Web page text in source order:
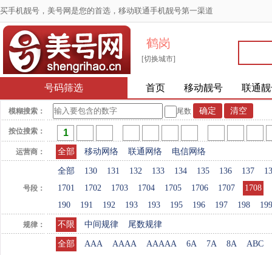
买手机靓号，美号网是您的首选，移动联通手机靓号第一渠道
鹤岗
[切换城市]
号码筛选 首页 移动靓号 联通
模糊搜索： 尾数
按位搜索：
运营商： 全部 移动网络 联通网络 电信网络
号段：
全部 130 131 132 133 134 135 136 137
1701
1702 1703 1704 1705 1706 1707 1708
190
191 192 193 193 195 196 197 198 199
规律： 不限 中间规律 尾数规律
全部 AAA AAAA AAAAA 6A 7A 8A
ABC